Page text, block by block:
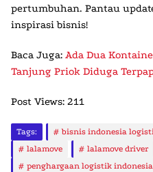
pertumbuhan. Pantau
inspirasi bisnis!
Baca Juga: Ada Dua
Tanjung Priok Diduga
Post Views: 211
Tags: bisnis indonesia
lalamove
lalamove driver
penghargaan logistik indonesia